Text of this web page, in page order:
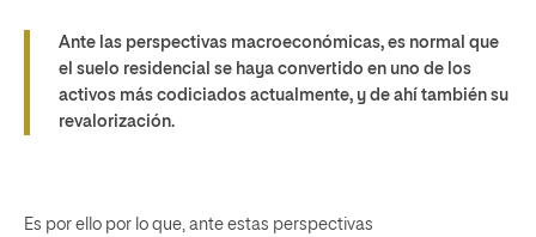
Ante las perspectivas macroeconómicas, es normal que
el suelo residencial se haya convertido en uno de los
activos más codiciados actualmente, y de ahí también su
revalorización.
Es por ello por lo que, ante estas perspectivas